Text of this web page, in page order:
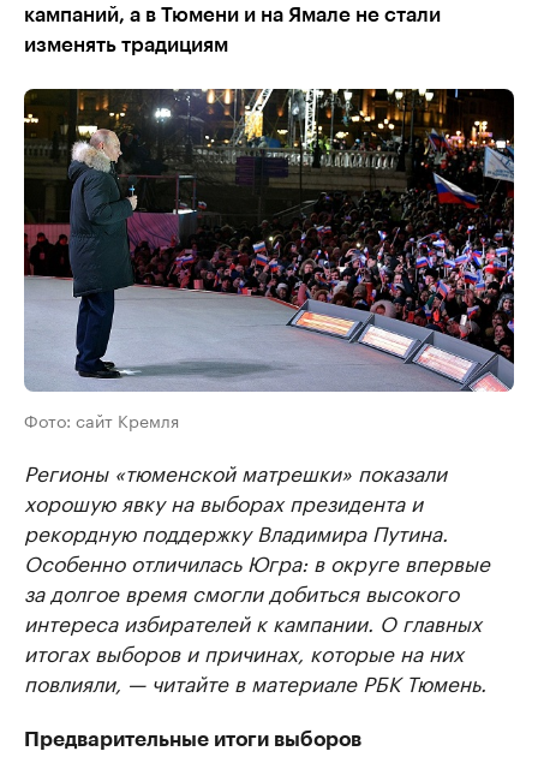
кампаний, а в Тюмени и на Ямале не стали
изменять традициям
Фото: сайт Кремля
Регионы «тюменской матрешки» показали
хорошую явку на выборах президента и
рекордную поддержку Владимира Путина.
Особенно отличилась Югра: в округе впервые
за долгое время смогли добиться высокого
интереса избирателей к кампании. О главных
итогах выборов и причинах, которые на них
повлияли, — читайте в материале РБК Тюмень.
Предварительные итоги выборов